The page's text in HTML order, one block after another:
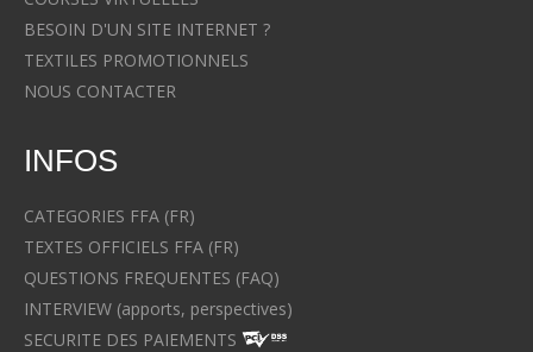
BESOIN D'UN SITE INTERNET ?
TEXTILES PROMOTIONNELS
NOUS CONTACTER
INFOS
CATEGORIES FFA (FR)
TEXTES OFFICIELS FFA (FR)
QUESTIONS FREQUENTES (FAQ)
INTERVIEW (apports, perspectives)
SECURITE DES PAIEMENTS